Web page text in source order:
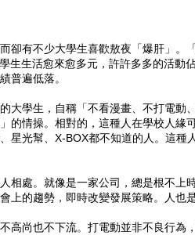
卻有不少大學生喜歡敖夜「爆肝」
生生活愈來愈多元，許許多多的活動
普遍低落。
大學生，自稱「不看漫畫、不打電動
的情操。相對的，這種人在學校人緣
星光幫、X-BOX都不知道的人。這
相處。就像是一家公司，總是根不上
上的趨勢，即時改變發展策略。人也
高尚也不下流。打電動並非不良行為